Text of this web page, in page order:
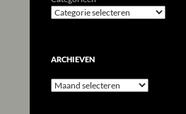
ARCHIEVEN
Archieven